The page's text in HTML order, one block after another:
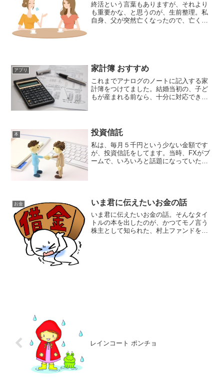
終活という言葉もありますが、それより
も重要かな、と思うのが、生前整理。私
自身、父が突然亡くなったので、亡くな
アプリ 家計簿 おすすめ
これまでアナログのノートに記入する家
計簿をつけてました。結婚当初の、子ど
もが産まれる前なら、十分に対応できた
余裕なんて、全くないです...
本 投資信託
私は、毎月５千円という少ない金額です
が、投資信託をしてます。当時、FXがブ
ームで、いろいろと話題になっていた時
お金 いま君に伝えたいお金の話
いま君に伝えたいお金の話。そんなタイ
トルの本を出したのが、かつてモノ言う
株主として知られた、村上ファンドを率
レインコート ポンチョ